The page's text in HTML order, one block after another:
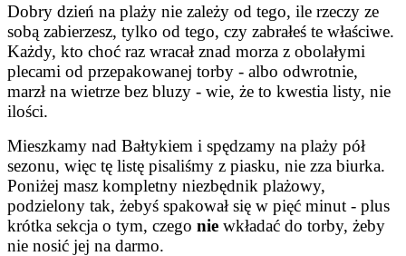
Dobry dzień na plaży nie zależy od tego, ile rzeczy ze
sobą zabierzesz, tylko od tego, czy zabrałeś te właściwe.
Każdy, kto choć raz wracał znad morza z obolałymi
plecami od przepakowanej torby - albo odwrotnie,
marzł na wietrze bez bluzy - wie, że to kwestia listy, nie
ilości.
Mieszkamy nad Bałtykiem i spędzamy na plaży pół
sezonu, więc tę listę pisaliśmy z piasku, nie zza biurka.
Poniżej masz kompletny niezbędnik plażowy,
podzielony tak, żebyś spakował się w pięć minut - plus
krótka sekcja o tym, czego nie wkładać do torby, żeby
nie nosić jej na darmo.